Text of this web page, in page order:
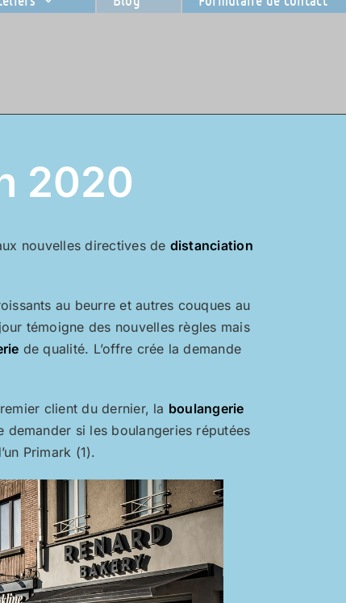
2020
nouvelles directives de distanciation
au beurre et autres couques au
témoigne des nouvelles règles mais
de qualité. L’offre crée la demande
client du dernier, la boulangerie
si les boulangeries réputées
Primark (1).